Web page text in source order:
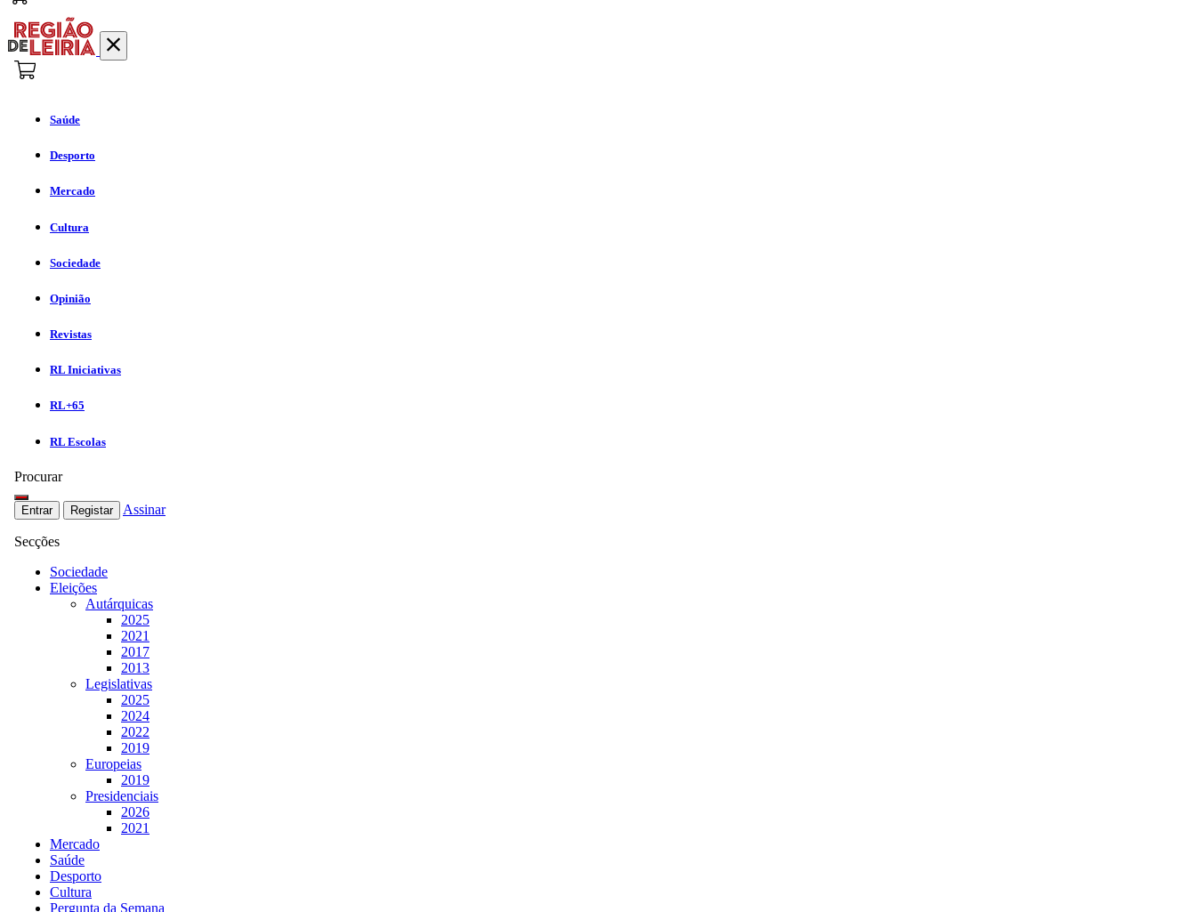
Saúde
Desporto
Mercado
Cultura
Sociedade
Opinião
Revistas
RL Iniciativas
RL+65
RL Escolas
Procurar
Entrar Registar Assinar
Secções
Sociedade
Eleições
Autárquicas
2025
2021
2017
2013
Legislativas
2025
2024
2022
2019
Europeias
2019
Presidenciais
2026
2021
Mercado
Saúde
Desporto
Cultura
Pergunta da Semana